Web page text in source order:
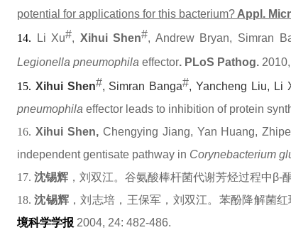
potential for applications for this bacterium? Appl.
14.
Li Xu#, Xihui Shen#, Andrew Bryan, Simran
Legionella pneumophila effector. PLoS Pathog.
15. Xihui Shen#, Simran Banga#,Yancheng Liu, Li
pneumophila effector leads to inhibition of protein
16. Xihui Shen, Chengying Jiang, Yan Huang,
independent gentisate pathway in Corynebacterium
17. 沈锡辉 ，刘双江。谷氨酸棒杆菌代谢芳烃过程中β-
18. 沈锡辉 ，刘志培，王保军，刘双江。 苯酚降解菌红
境科学学报 2004, 24: 482-486.